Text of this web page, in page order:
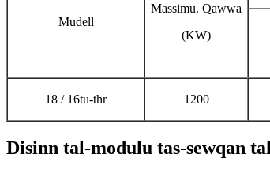
Mudell
Massimu. Qawwa
(KW)
18 / 16tu-thr 1200
Disinn tal-modulu tas-sewqan